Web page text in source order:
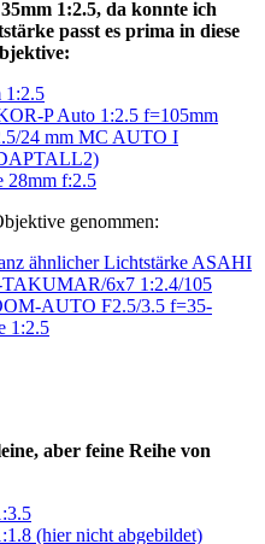
1:2.5, da konnte ich
passt es prima in diese
P Auto 1:2.5 f=105mm
24 mm MC AUTO I
f:2.5
genommen:
ähnlicher Lichtstärke ASAHI
TAKUMAR/6x7 1:2.4/105
AUTO F2.5/3.5 f=35-
1:2.5
aber feine Reihe von
(hier nicht abgebildet)